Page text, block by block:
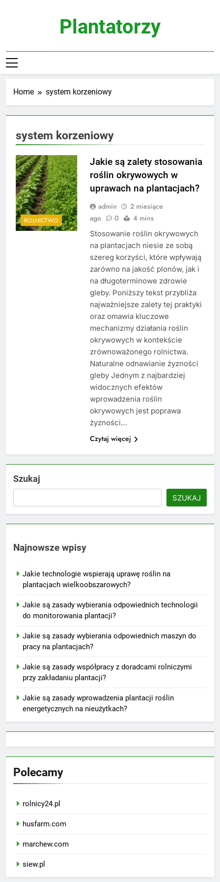
Plantatorzy
Home system korzeniowy
system korzeniowy
ROLNICTWO
Jakie są zalety stosowania
roślin okrywowych w
uprawach na plantacjach?
admin
2 miesiące
ago
0 4 mins
Stosowanie roślin okrywowych
na plantacjach niesie ze sobą
szereg korzyści, które wpływają
zarówno na jakość plonów, jak i
na długoterminowe zdrowie
gleby. Poniższy tekst przybliża
najważniejsze zalety tej praktyki
oraz omawia kluczowe
mechanizmy działania roślin
okrywowych w kontekście
zrównoważonego rolnictwa.
Naturalne odnawianie żyzności
gleby Jednym z najbardziej
widocznych efektów
wprowadzenia roślin
okrywowych jest poprawa
żyzności…
Czytaj więcej
Szukaj
SZUKAJ
Najnowsze wpisy
Jakie technologie wspierają uprawę roślin na
plantacjach wielkoobszarowych?
Jakie są zasady wybierania odpowiednich technologii
do monitorowania plantacji?
Jakie są zasady wybierania odpowiednich maszyn do
pracy na plantacjach?
Jakie są zasady współpracy z doradcami rolniczymi
przy zakładaniu plantacji?
Jakie są zasady wprowadzenia plantacji roślin
energetycznych na nieużytkach?
Polecamy
rolnicy24.pl
husfarm.com
marchew.com
siew.pl